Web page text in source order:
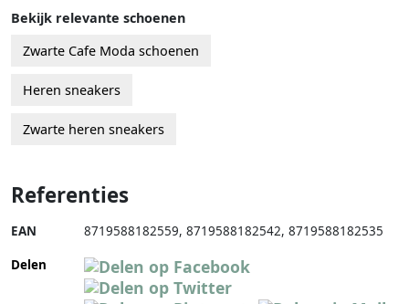
Bekijk relevante schoenen
Zwarte Cafe Moda schoenen
Heren sneakers
Zwarte heren sneakers
Referenties
EAN 8719588182559, 8719588182542, 8719588182535
Delen